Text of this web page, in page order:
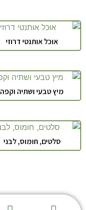
אוכל אותנטי דרוזי
מיץ טבעי ושתיה וקפה
סלטים, חומוס, לבני